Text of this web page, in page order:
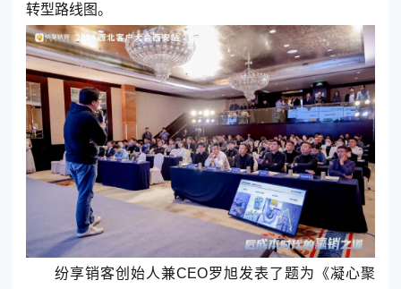
东莞客服热线
18929299059
(每天：8:00 — 22:00 全年无休)
转型路线图。
纷享销客创始人兼CEO罗旭发表了题为《凝心聚